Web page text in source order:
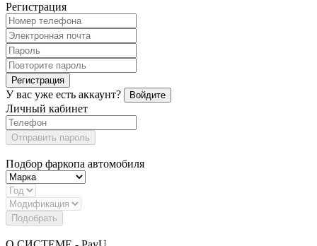
Регистрация
Регистрация
У вас уже есть аккаунт? Войдите
Личный кабинет
Отправить пароль
Подбор фаркопа автомобиля
Подобрать